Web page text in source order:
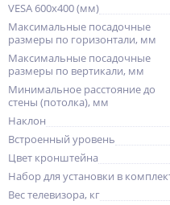
VESA 600x400 (мм)
Максимальные посадочные
размеры по горизонтали, мм
Максимальные посадочные
размеры по вертикали, мм
Минимальное расстояние до
стены (потолка), мм
Наклон
Встроенный уровень
Цвет кронштейна
Набор для установки в
Вес телевизора, кг